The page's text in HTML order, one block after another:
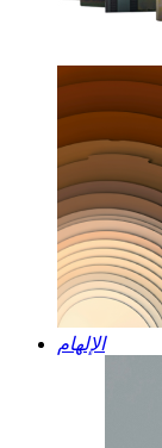
الإلهام